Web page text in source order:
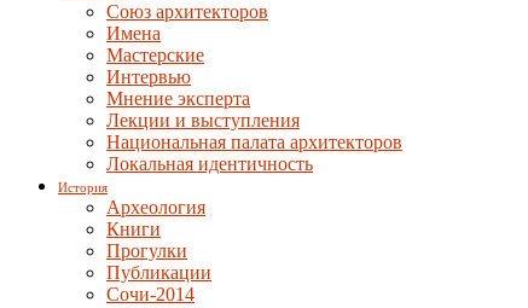
Союз архитекторов
Имена
Мастерские
Интервью
Мнение эксперта
Лекции и выступления
Национальная палата архитекторов
Локальная идентичность
История
Археология
Книги
Прогулки
Публикации
Сочи-2014